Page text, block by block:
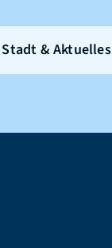
Stadt & Aktuelles